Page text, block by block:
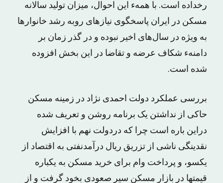
رخداده است. با همهء این احوال، میزان تولید سالانه
مسکن در ایران پاسخگوی نیازهای روبه ‌رشد خانوارها
به ویژه در سال‌های اخیر نبوده و در گذر زمان بر
دامنهء شکاف عرضه و تقاضا در این بخش افزوده
شده است.
بررسی عملکرد دولت احمدی نژاد در زمینه مسکن
حاکی از نداشتن یک برنامه روشن و تعریف شده
دراین باره است چرا که دردولت نهم با افزایش
نقدینگی ناشی از تزریق ریال درآمدنفتی به اقتصاد از
یکسو، و پرداخت وام برای خرید مسکن به یکباره
قیمتها در بازار مسکن سیر صعودی بخود گرفت و از